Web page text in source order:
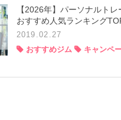
【2026年】パーソナルト
おすすめ人気ランキング
2019.02.27
おすすめジム
キャンペ